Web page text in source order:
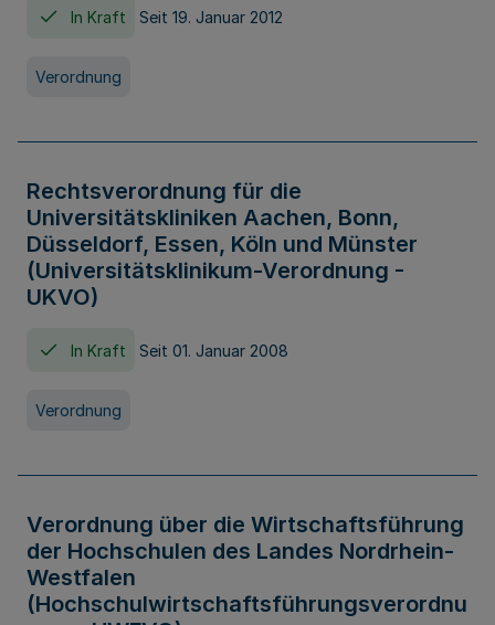
In Kraft Seit 19. Januar 2012
Verordnung
Rechtsverordnung für die
Universitätskliniken Aachen, Bonn,
Düsseldorf, Essen, Köln und Münster
(Universitätsklinikum-Verordnung -
UKVO)
In Kraft Seit 01. Januar 2008
Verordnung
Verordnung über die Wirtschaftsführung
der Hochschulen des Landes Nordrhein-
Westfalen
(Hochschulwirtschaftsführungsverordnu